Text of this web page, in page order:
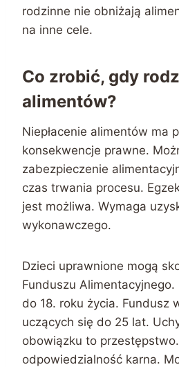
rodzinne nie obniżają
na inne cele.
Co zrobić, gdy
alimentów?
Niepłacenie alimentów ma
konsekwencje prawne.
zabezpieczenie
czas trwania procesu.
jest możliwa. Wymaga
wykonawczego.
Dzieci uprawnione mogą
Funduszu
do 18. roku życia. Fundusz
uczących się do 25 lat.
obowiązku to
odpowiedzialność karna.